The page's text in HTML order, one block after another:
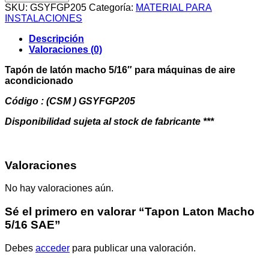
Macho
5/16
SAE
cantidad
SKU: GSYFGP205 Categoría: MATERIAL PARA
INSTALACIONES
Descripción
Valoraciones (0)
Tapón de latón macho 5/16″ para máquinas de aire
acondicionado
Código : (CSM ) GSYFGP205
Disponibilidad sujeta al stock de fabricante ***
Valoraciones
No hay valoraciones aún.
Sé el primero en valorar “Tapon Laton Macho
5/16 SAE”
Debes acceder para publicar una valoración.